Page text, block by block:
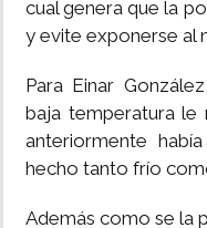
cual genera que la
y evite exponerse al
Para Einar
baja temperatura le
anteriormente
hecho tanto frío
Además como se la